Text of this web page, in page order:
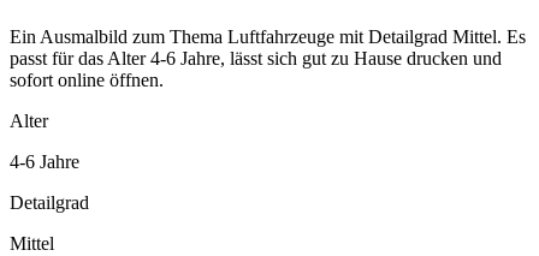
Ein Ausmalbild zum Thema Luftfahrzeuge mit Detailgrad Mittel. Es
passt für das Alter 4-6 Jahre, lässt sich gut zu Hause drucken und
sofort online öffnen.
Alter
4-6 Jahre
Detailgrad
Mittel